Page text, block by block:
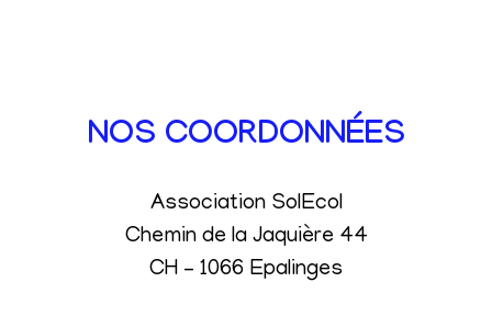
NOS COORDONNÉES
Association SolEcol
Chemin de la Jaquière 44
CH – 1066 Epalinges